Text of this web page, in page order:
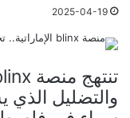
2025-04-19
والتضليل